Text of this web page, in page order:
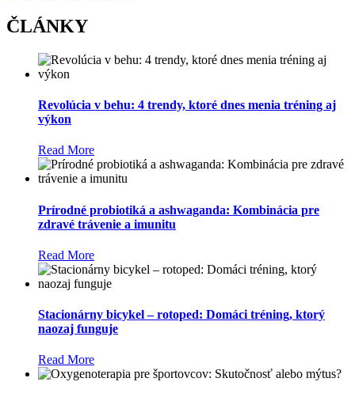
ČLÁNKY
Revolúcia v behu: 4 trendy, ktoré dnes menia tréning aj
výkon
Read More
Prírodné probiotiká a ashwaganda: Kombinácia pre
zdravé trávenie a imunitu
Read More
Stacionárny bicykel – rotoped: Domáci tréning, ktorý
naozaj funguje
Read More